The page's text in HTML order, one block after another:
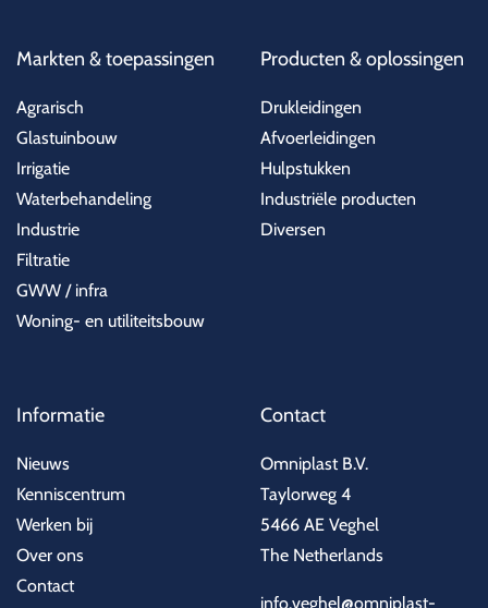
Markten & toepassingen
Agrarisch
Glastuinbouw
Irrigatie
Waterbehandeling
Industrie
Filtratie
GWW / infra
Woning- en utiliteitsbouw
Producten & oplossingen
Drukleidingen
Afvoerleidingen
Hulpstukken
Industriële producten
Diversen
Informatie
Nieuws
Kenniscentrum
Werken bij
Over ons
Contact
Contact
Omniplast B.V.
Taylorweg 4
5466 AE Veghel
The Netherlands
info.veghel@omniplast-